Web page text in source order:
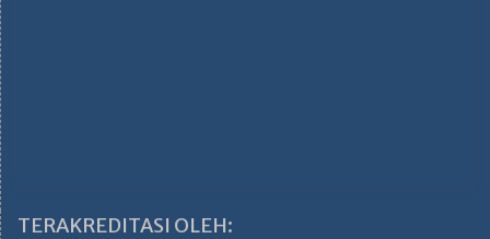
TERAKREDITASI OLEH: